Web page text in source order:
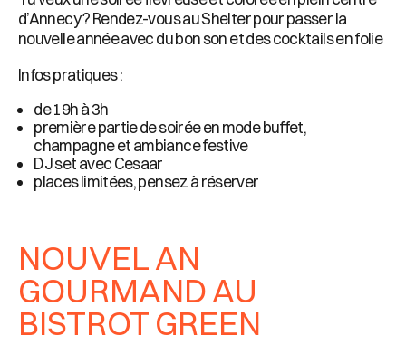
d’Annecy ? Rendez-vous au Shelter pour passer la
nouvelle année avec du bon son et des cocktails en folie
Infos pratiques :
de 19h à 3h
première partie de soirée en mode buffet,
champagne et ambiance festive
DJ set avec Cesaar
places limitées, pensez à réserver
NOUVEL AN
GOURMAND AU
BISTROT GREEN